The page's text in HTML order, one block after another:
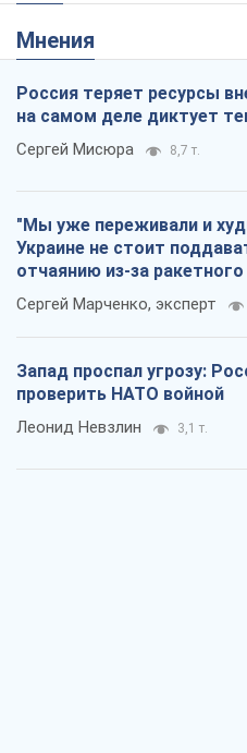
Мнения
Россия теряет ресурсы
на самом деле диктует
Сергей Мисюра 8,7 т.
"Мы уже переживали и
Украине не стоит
отчаянию из-за
Сергей Марченко, эксперт
Запад проспал угрозу:
проверить НАТО войной
Леонид Невзлин 3,1 т.